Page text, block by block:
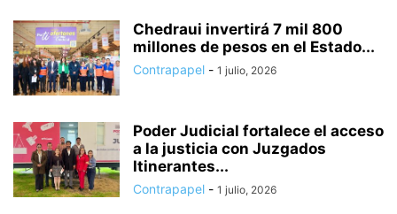
Chedraui invertirá 7 mil 800
millones de pesos en el Estado...
Contrapapel - 1 julio, 2026
Poder Judicial fortalece el acceso
a la justicia con Juzgados
Itinerantes...
Contrapapel - 1 julio, 2026